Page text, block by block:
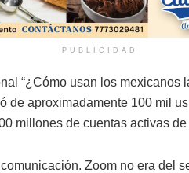
PUBLICIDAD
“¿Cómo usan los mexicanos
de aproximadamente 100 mil
millones de cuentas activas
Zoom no era del